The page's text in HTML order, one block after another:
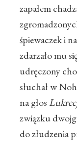
zapałem
śpiewaczek i
zdarzało mu
udręczony
słuchał w
na głos
związku
do złudzenia